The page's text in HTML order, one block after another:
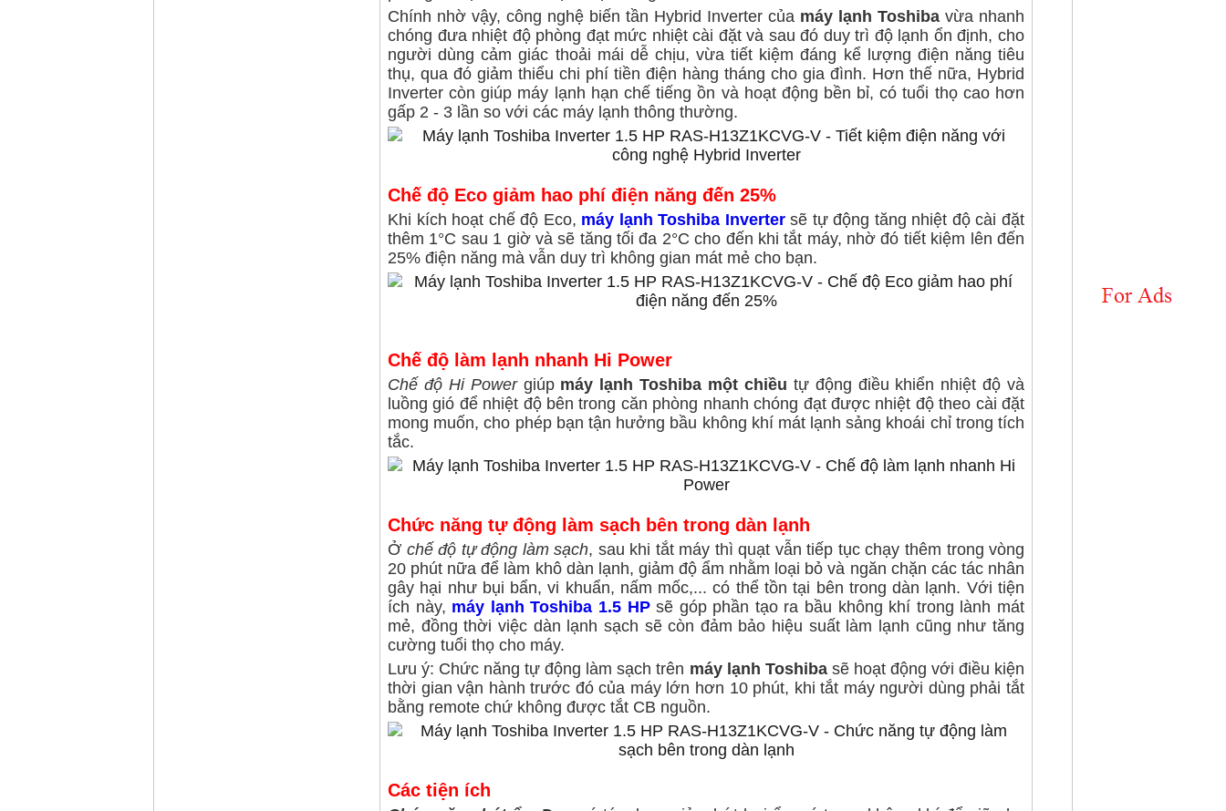
Chính nhờ vậy, công nghệ biến tần Hybrid Inverter của máy lạnh Toshiba vừa nhanh
chóng đưa nhiệt độ phòng đạt mức nhiệt cài đặt và sau đó duy trì độ lạnh ổn định, cho
người dùng cảm giác thoải mái dễ chịu, vừa tiết kiệm đáng kể lượng điện năng tiêu
thụ, qua đó giảm thiểu chi phí tiền điện hàng tháng cho gia đình. Hơn thế nữa, Hybrid
Inverter còn giúp máy lạnh hạn chế tiếng ồn và hoạt động bền bỉ, có tuổi thọ cao hơn
gấp 2 - 3 lần so với các máy lạnh thông thường.
Chế độ Eco giảm hao phí điện năng đến 25%
Khi kích hoạt chế độ Eco, máy lạnh Toshiba Inverter sẽ tự động tăng nhiệt độ cài đặt
thêm 1°C sau 1 giờ và sẽ tăng tối đa 2°C cho đến khi tắt máy, nhờ đó tiết kiệm lên đến
25% điện năng mà vẫn duy trì không gian mát mẻ cho bạn.
Chế độ làm lạnh nhanh Hi Power
Chế độ Hi Powergiúp máy lạnh Toshiba một chiều tự động điều khiển nhiệt độ và
luồng gió để nhiệt độ bên trong căn phòng nhanh chóng đạt được nhiệt độ theo cài đặt
mong muốn, cho phép bạn tận hưởng bầu không khí mát lạnh sảng khoái chỉ trong tích
tắc.
Chức năng tự động làm sạch bên trong dàn lạnh
Ở chế độ tự động làm sạch, sau khi tắt máy thì quạt vẫn tiếp tục chạy thêm trong vòng
20 phút nữa để làm khô dàn lạnh, giảm độ ẩm nhằm loại bỏ và ngăn chặn các tác nhân
gây hại như bụi bẩn, vi khuẩn, nấm mốc,... có thể tồn tại bên trong dàn lạnh. Với tiện
ích này, máy lạnh Toshiba 1.5 HPsẽ góp phần tạo ra bầu không khí trong lành mát
mẻ, đồng thời việc dàn lạnh sạch sẽ còn đảm bảo hiệu suất làm lạnh cũng như tăng
cường tuổi thọ cho máy.
Lưu ý: Chức năng tự động làm sạch trên máy lạnh Toshibasẽ hoạt động với điều kiện
thời gian vận hành trước đó của máy lớn hơn 10 phút, khi tắt máy người dùng phải tắt
bằng remote chứ không được tắt CB nguồn.
Các tiện ích